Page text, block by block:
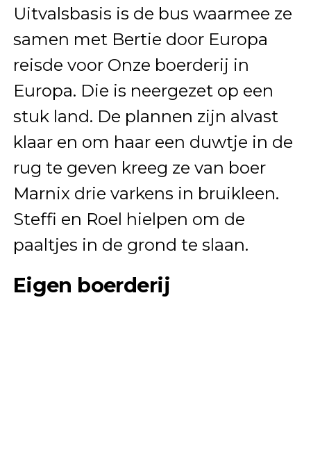
Uitvalsbasis is de bus waarmee ze
samen met Bertie door Europa
reisde voor Onze boerderij in
Europa. Die is neergezet op een
stuk land. De plannen zijn alvast
klaar en om haar een duwtje in de
rug te geven kreeg ze van boer
Marnix drie varkens in bruikleen.
Steffi en Roel hielpen om de
paaltjes in de grond te slaan.
Eigen boerderij